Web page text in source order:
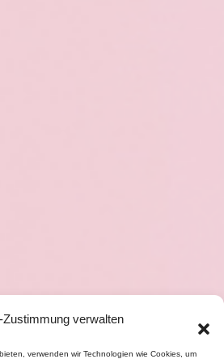
Zustimmung verwalten
verwenden wir Technologien wie Cookies, um